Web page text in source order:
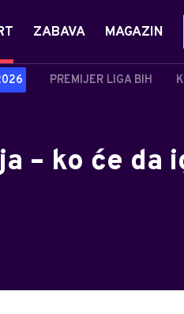
PREMIJER LIGA BIH
ZABAVA MAGAZIN
– ko će da